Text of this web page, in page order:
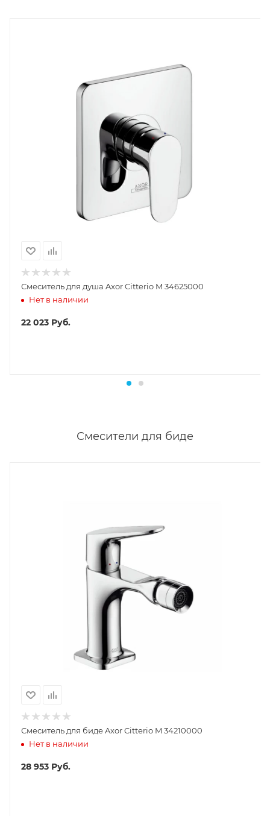
Смеситель для душа Axor Citterio M 34625000
Нет в наличии
22 023 Руб.
Смесители для биде
Смеситель для биде Axor Citterio M 34210000
Нет в наличии
28 953 Руб.